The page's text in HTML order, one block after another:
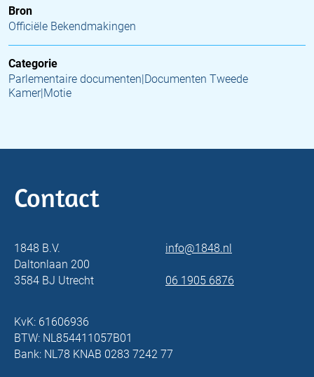
Bron
Officiële Bekendmakingen
Categorie
Parlementaire documenten|Documenten Tweede
Kamer|Motie
Contact
1848 B.V.
Daltonlaan 200
3584 BJ Utrecht
info@1848.nl
06 1905 6876
KvK: 61606936
BTW: NL854411057B01
Bank: NL78 KNAB 0283 7242 77